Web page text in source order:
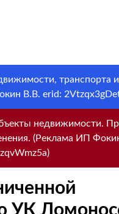
транспорта
В.В. erid:
недвижимости.
(Реклама ИП
УК